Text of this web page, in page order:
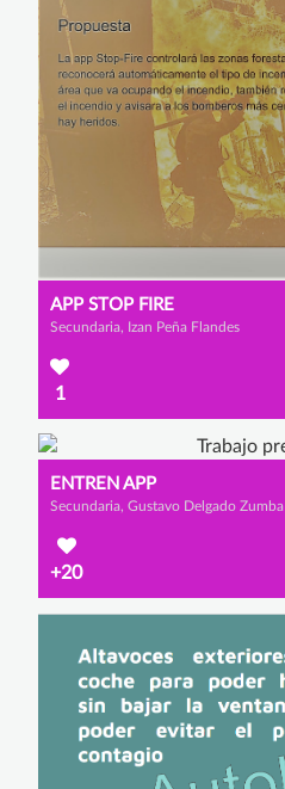
APP STOP FIRE
Secundaria, Izan Peña Flandes
1
ENTREN APP
Secundaria, Gustavo Delgado Zumba
+20